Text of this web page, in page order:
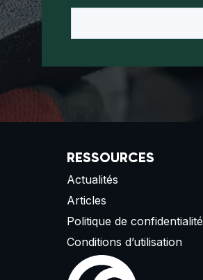
RESSOURCES
Actualités
Articles
Politique de confidentialité
Conditions d’utilisation